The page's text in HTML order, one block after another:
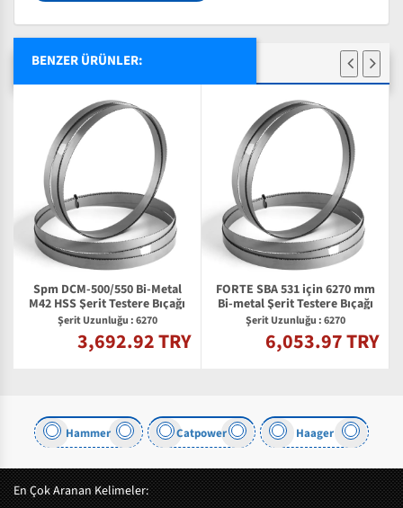
BENZER ÜRÜNLER:
Spm DCM-500/550 Bi-Metal
M42 HSS Şerit Testere Bıçağı
Şerit Uzunluğu : 6270
3,692.92 TRY
FORTE SBA 531 için 6270 mm
Bi-metal Şerit Testere Bıçağı
Şerit Uzunluğu : 6270
6,053.97 TRY
Hammer Catpower Haager
En Çok Aranan Kelimeler: